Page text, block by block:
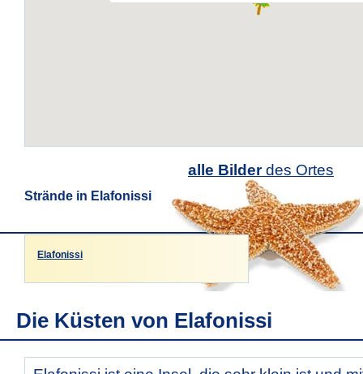
alle Bilderdes Ortes
Strände in Elafonissi
Elafonissi
Die Küsten von Elafonissi